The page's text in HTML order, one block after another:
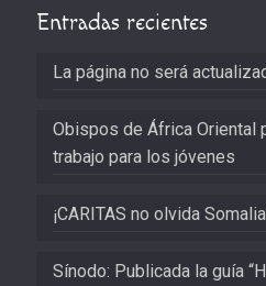
Entradas recientes
La página no será
Obispos de África Oriental
trabajo para los jóvenes
¡CARITAS no olvida
Sínodo: Publicada la guía